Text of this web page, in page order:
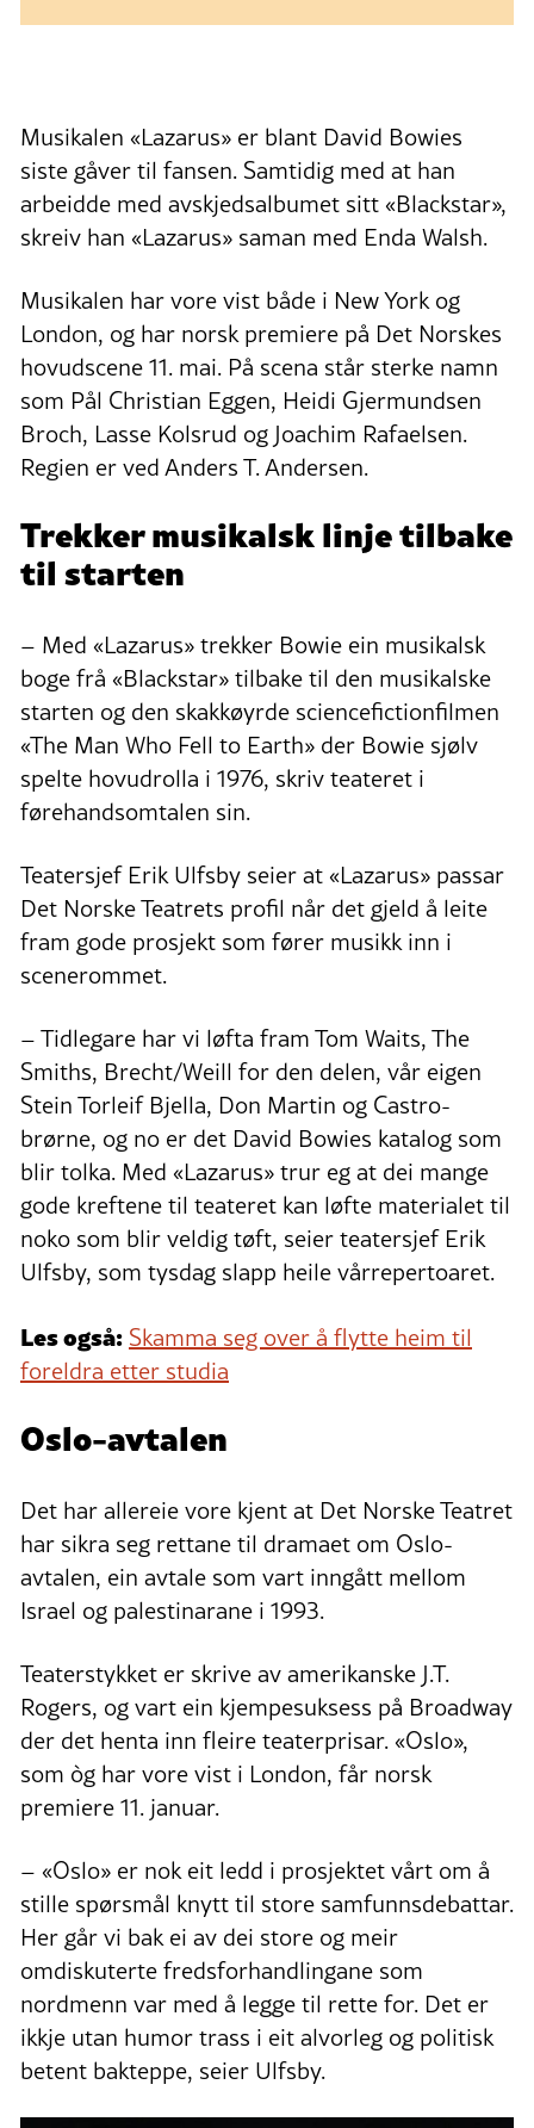
Musikalen «Lazarus» er blant David Bowies
siste gåver til fansen. Samtidig med at han
arbeidde med avskjedsalbumet sitt «Blackstar»,
skreiv han «Lazarus» saman med Enda Walsh.
Musikalen har vore vist både i New York og
London, og har norsk premiere på Det Norskes
hovudscene 11. mai. På scena står sterke namn
som Pål Christian Eggen, Heidi Gjermundsen
Broch, Lasse Kolsrud og Joachim Rafaelsen.
Regien er ved Anders T. Andersen.
Trekker musikalsk linje tilbake
til starten
– Med «Lazarus» trekker Bowie ein musikalsk
boge frå «Blackstar» tilbake til den musikalske
starten og den skakkøyrde sciencefictionfilmen
«The Man Who Fell to Earth» der Bowie sjølv
spelte hovudrolla i 1976, skriv teateret i
førehandsomtalen sin.
Teatersjef Erik Ulfsby seier at «Lazarus» passar
Det Norske Teatrets profil når det gjeld å leite
fram gode prosjekt som fører musikk inn i
scenerommet.
– Tidlegare har vi løfta fram Tom Waits, The
Smiths, Brecht/Weill for den delen, vår eigen
Stein Torleif Bjella, Don Martin og Castro-
brørne, og no er det David Bowies katalog som
blir tolka. Med «Lazarus» trur eg at dei mange
gode kreftene til teateret kan løfte materialet til
noko som blir veldig tøft, seier teatersjef Erik
Ulfsby, som tysdag slapp heile vårrepertoaret.
Les også: Skamma seg over å flytte heim til
foreldra etter studia
Oslo-avtalen
Det har allereie vore kjent at Det Norske Teatret
har sikra seg rettane til dramaet om Oslo-
avtalen, ein avtale som vart inngått mellom
Israel og palestinarane i 1993.
Teaterstykket er skrive av amerikanske J.T.
Rogers, og vart ein kjempesuksess på Broadway
der det henta inn fleire teaterprisar. «Oslo»,
som òg har vore vist i London, får norsk
premiere 11. januar.
– «Oslo» er nok eit ledd i prosjektet vårt om å
stille spørsmål knytt til store samfunnsdebattar.
Her går vi bak ei av dei store og meir
omdiskuterte fredsforhandlingane som
nordmenn var med å legge til rette for. Det er
ikkje utan humor trass i eit alvorleg og politisk
betent bakteppe, seier Ulfsby.